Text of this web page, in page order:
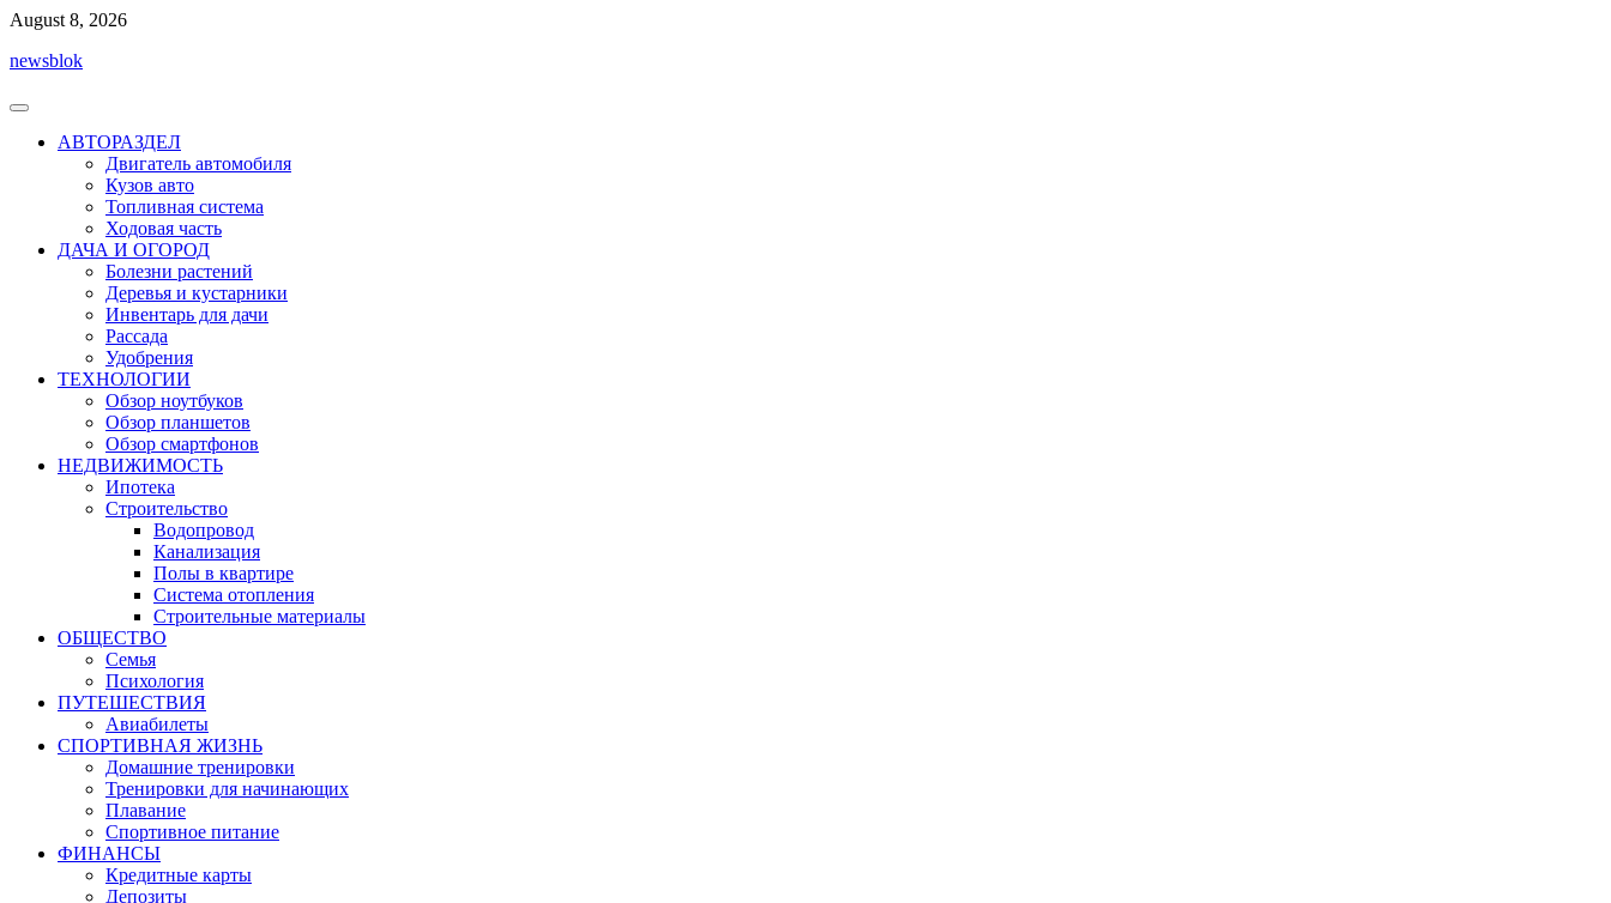
Перейти
содержимому
August 8, 2026
newsblok
АВТОРАЗДЕЛ
Двигатель автомобиля
Кузов авто
Топливная система
Ходовая часть
ДАЧА И ОГОРОД
Болезни растений
Деревья и кустарники
Инвентарь для дачи
Рассада
Удобрения
ТЕХНОЛОГИИ
Обзор ноутбуков
Обзор планшетов
Обзор смартфонов
НЕДВИЖИМОСТЬ
Ипотека
Строительство
Водопровод
Канализация
Полы в квартире
Система отопления
Строительные материалы
ОБЩЕСТВО
Семья
Психология
ПУТЕШЕСТВИЯ
Авиабилеты
СПОРТИВНАЯ ЖИЗНЬ
Домашние тренировки
Тренировки для начинающих
Плавание
Спортивное питание
ФИНАНСЫ
Кредитные карты
Депозиты